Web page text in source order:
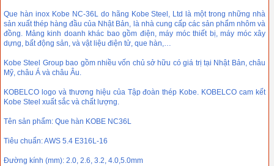
Que hàn inox Kobe NC-36L do hãng Kobe Steel, Ltd là một trong những nhà
sản xuất thép hàng đầu của Nhật Bản, là nhà cung cấp các sản phẩm nhôm và
đồng. Mảng kinh doanh khác bao gồm điện, máy móc thiết bị, máy móc xây
dựng, bất động sản, và vật liệu điện tử, que hàn,…
Kobe Steel Group bao gồm nhiều vốn chủ sở hữu có giá trị tại Nhật Bản, châu
Mỹ, châu Á và châu Âu.
KOBELCO logo và thương hiệu của Tập đoàn thép Kobe. KOBELCO cam kết
Kobe Steel xuất sắc và chất lượng.
Tên sản phẩm: Que hàn KOBE NC36L
Tiêu chuẩn: AWS 5.4 E316L-16
Đường kính (mm): 2.0, 2.6, 3.2, 4.0,5.0mm